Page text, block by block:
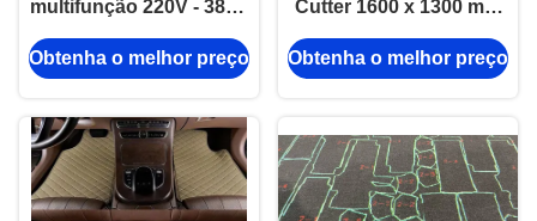
multifunção 220V - 380V
com área de trabalho de
1600 x 1300 mm e
posicionamento de
±0,01 mm
Obtenha o melhor preço
Cutter 1600 x 1300 mm
Máquina de corte de
esteiras de automóvel
Obtenha o melhor preço